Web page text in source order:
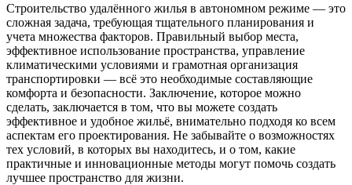
Строительство удалённого жилья в автономном режиме — это
сложная задача, требующая тщательного планирования и
учета множества факторов. Правильный выбор места,
эффективное использование пространства, управление
климатическими условиями и грамотная организация
транспортировки — всё это необходимые составляющие
комфорта и безопасности. Заключение, которое можно
сделать, заключается в том, что вы можете создать
эффективное и удобное жильё, внимательно подходя ко всем
аспектам его проектирования. Не забывайте о возможностях
тех условий, в которых вы находитесь, и о том, какие
практичные и инновационные методы могут помочь создать
лучшее пространство для жизни.